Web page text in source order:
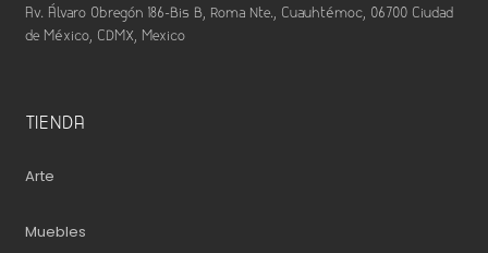
Av. Álvaro Obregón 186-Bis B, Roma Nte., Cuauhtémoc, 06700 Ciudad
de México, CDMX, Mexico
TIENDA
Arte
Muebles